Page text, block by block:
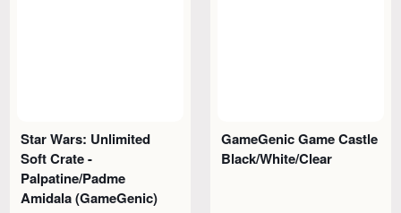
Star Wars: Unlimited
Soft Crate -
Palpatine/Padme
Amidala (GameGenic)
GameGenic Game Castle
Black/White/Clear